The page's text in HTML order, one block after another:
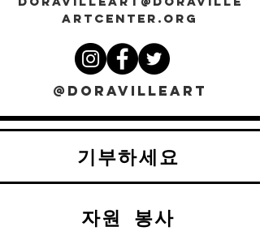
ARTCENTER.ORG
@DORAVILLEART
기부하세요
자원 봉사